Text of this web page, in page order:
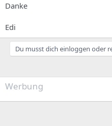
Danke
Edi
Du musst dich einloggen oder
Werbung